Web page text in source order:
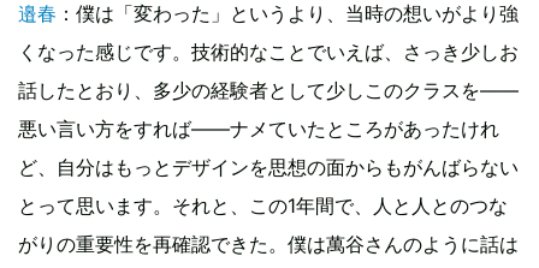
邉春 ：僕は「変わった」というより、当時の想いがより強
くなった感じです。技術的なことでいえば、さっき少しお
話したとおり、多少の経験者として少しこのクラスを――
悪い言い方をすれば――ナメていたところがあったけれ
ど、自分はもっとデザインを思想の面からもがんばらない
とって思います。それと、この1年間で、人と人とのつな
がりの重要性を再確認できた。僕は萬谷さんのように話は